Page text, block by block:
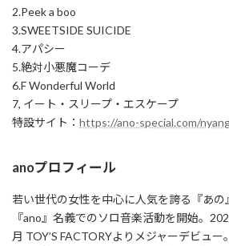
2.Peek a boo
3.SWEETSIDE SUICIDE
4.アパシー
5.絶対小悪魔コーデ
6.F Wonderful World
7, イート・スリープ・エスケープ
特設サイト： https://ano-special.com/
anoプロフィール
若い世代の女性を中心に人気を誇る『あの
『ano』名義でのソロ音楽活動を開始。
月 TOY’S FACTORYよりメジャーデビュ